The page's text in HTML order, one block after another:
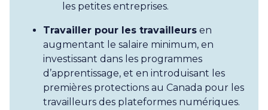
les petites entreprises.
Travailler pour les travailleurs en
augmentant le salaire minimum, en
investissant dans les programmes
d’apprentissage, et en introduisant les
premières protections au Canada pour les
travailleurs des plateformes numériques.